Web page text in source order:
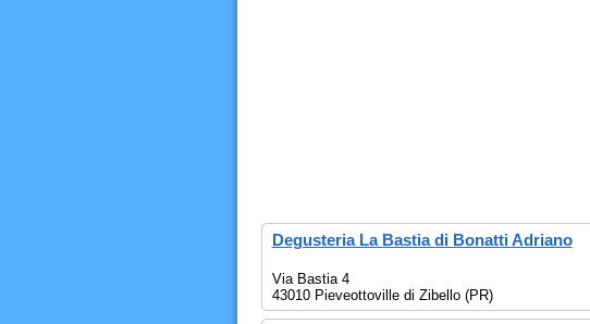
Degusteria La Bastia di Bonatti Adriano
Via Bastia 4
43010 Pieveottoville di Zibello (PR)